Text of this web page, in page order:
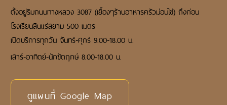
ตั้งอยู่ริมถนนทางหลวง 3087 (เยื้องๆร้านอาหารครัวม่อนไข่) ถึงก่อน
โรงเรียนสินแร่สยาม 500 เมตร
เปิดบริการทุกวัน จันทร์-ศุกร์ 9.00-18.00 น.
เสาร์-อาทิตย์-นักขัตฤกษ์ 8.00-18.00 น.
ดูแผนที่ Google Map